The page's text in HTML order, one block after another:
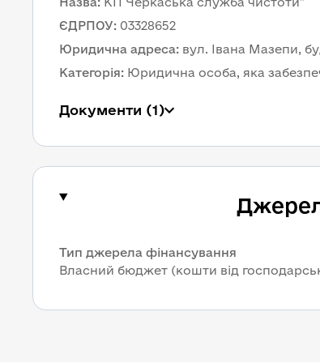
ЄДРПОУ: 03328652
Юридична адреса: вул. Івана Мазепи,
Категорія: Юридична особа, яка
Документи (1)
Тип джерела фінансування
Власний бюджет (кошти від